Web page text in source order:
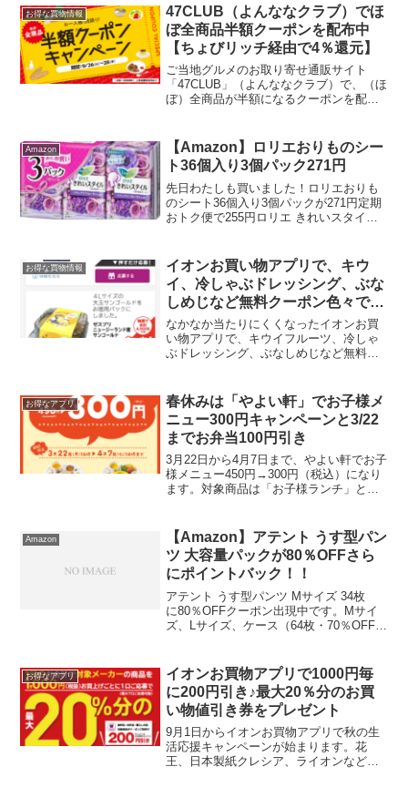
お得な買物情報
47CLUB（よんななクラブ）でほ
ぼ全商品半額クーポンを配布中
【ちょびリッチ経由で4％還元】
ご当地グルメのお取り寄せ通販サイト
「47CLUB」（よんななクラブ）で、（ほ
ぼ）全商品が半額になるクーポンを配布
だし、クーポン適用前の商品合計金額は
47,000円...
Amazon
【Amazon】ロリエおりものシー
ト36個入り3個パック271円
先日わたしも買いました！ロリエおりも
のシート36個入り3個パックが271円定期
おトク便で255円ロリエ きれいスタイル
Amazonファーマシーの登録で最大30...
お得な買物情報
イオンお買い物アプリで、キウ
イ、冷しゃぶドレッシング、ぶな
しめじなど無料クーポン色々でて
ます
なかなか当たりにくくなったイオンお買
い物アプリで、キウイフルーツ、冷しゃ
ぶドレッシング、ぶなしめじなど無料ク
間は全くありません。イオンお買い物ア
プリはこちらツイッターで...
お得なアプリ
春休みは「やよい軒」でお子様メ
ニュー300円キャンペーンと3/22
までお弁当100円引き
3月22日から4月7日まで、やよい軒でお子
様メニュー450円→300円（税込）になり
ます。対象商品は「お子様ランチ」と
までお弁当フェスタ人気のお弁当4種が
100...
Amazon
【Amazon】アテント うす型パン
ツ 大容量パックが80％OFFさら
にポイントバック！！
アテント うす型パンツ Mサイズ 34枚
に80％OFFクーポン出現中です。Mサイ
ズ、Lサイズ、ケース（64枚・70％OFFク
→2283円割引後、253円になりま...
お得なアプリ
イオンお買物アプリで1000円毎
に200円引き♪最大20％分のお買
い物値引き券をプレゼント
9月1日からイオンお買物アプリで秋の生
活応援キャンペーンが始まります。花
王、日本製紙クレシア、ライオンなど対